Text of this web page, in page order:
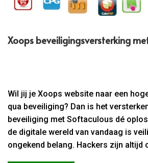
Xoops beveiligingsversterking
Wil jij je Xoops website naar een
qua beveiliging? Dan is het
beveiliging met Softaculous dé
de digitale wereld van vandaag is
ongekend belang. Hackers zijn altijd